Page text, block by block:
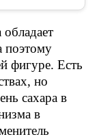
поэтому
фигуре. Есть
но
сахара в
в